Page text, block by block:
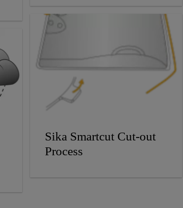
Sika Smartcut Cut-out
Process